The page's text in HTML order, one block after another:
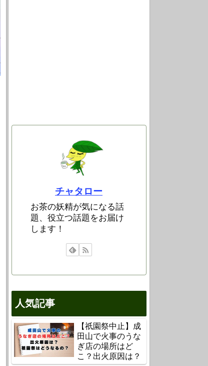
チャタロー
お茶の妖精が気になる話
題、役立つ話題をお届け
します！
人気記事
【祇園祭中止】成
田山で火事のうな
ぎ店の場所はど
こ？出火原因は？